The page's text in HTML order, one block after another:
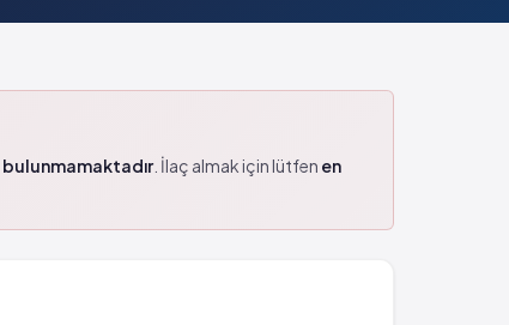
bulunmamaktadır. İlaç almak için lütfen en